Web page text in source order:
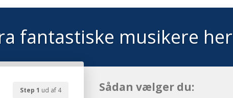
fantastiske musikere her
Step 1 ud af 4 Sådan vælger du: